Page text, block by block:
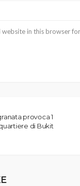
website in this browser
provoca 1
di Bukit